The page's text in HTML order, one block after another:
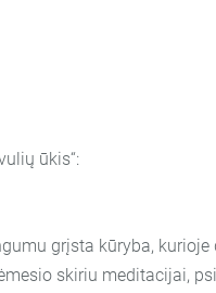
ūkis“:
grįsta kūryba,
skiriu meditacijai,